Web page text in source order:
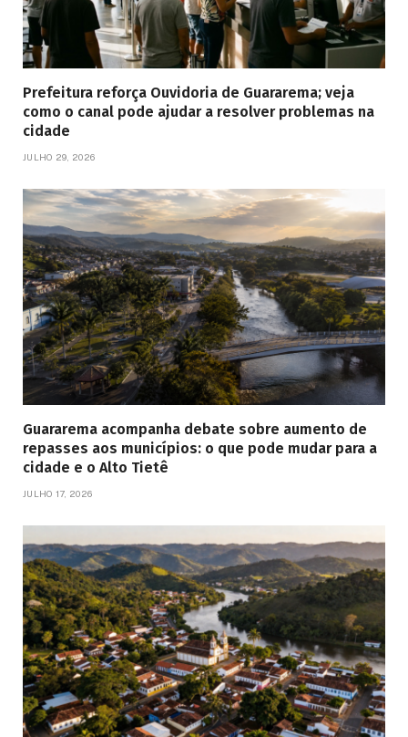
Prefeitura reforça Ouvidoria de Guararema; veja
como o canal pode ajudar a resolver problemas na
cidade
JULHO 29, 2026
Guararema acompanha debate sobre aumento de
repasses aos municípios: o que pode mudar para a
cidade e o Alto Tietê
JULHO 17, 2026